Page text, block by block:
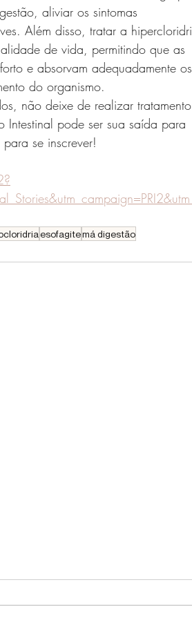
aliviar os sintomas
Além disso, tratar a
de vida, permitindo que as
e absorvam adequadamente os
do organismo.
não deixe de realizar tratamento
pode ser sua saída para
se inscrever!
esofagitemá digestão